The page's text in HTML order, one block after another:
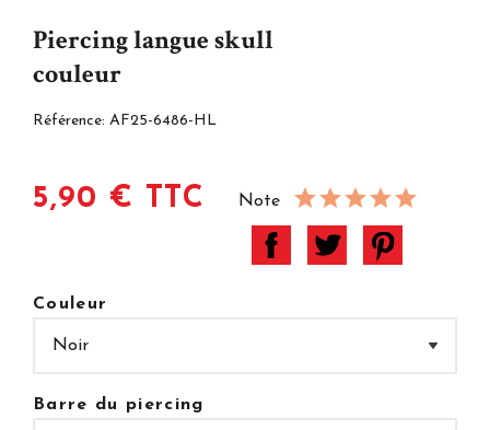
Piercing langue skull
couleur
Référence: AF25-6486-HL
5,90 € TTC Note
Couleur
Barre du piercing